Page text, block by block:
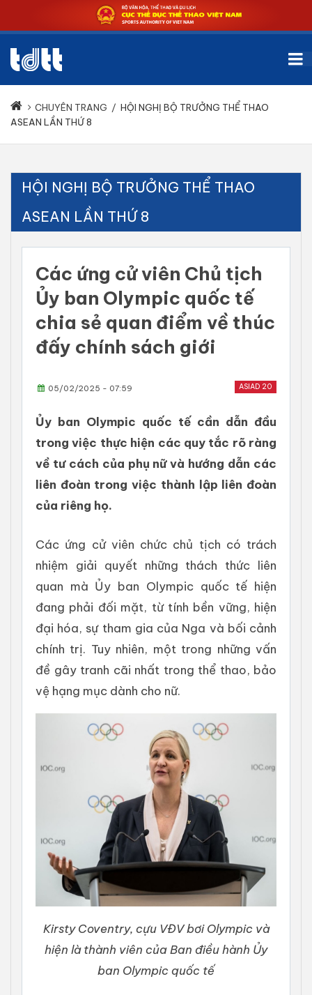
CHUYÊN TRANG / HỘI NGHỊ BỘ TRƯỞNG THỂ THAO
ASEAN LẦN THỨ 8
HỘI NGHỊ BỘ TRƯỞNG THỂ THAO
ASEAN LẦN THỨ 8
Các ứng cử viên Chủ tịch
Ủy ban Olympic quốc tế
chia sẻ quan điểm về thúc
đấy chính sách giới
ASIAD 20
05/02/2025 - 07:59
Ủy ban Olympic quốc tế cần dẫn đầu
trong việc thực hiện các quy tắc rõ ràng
về tư cách của phụ nữ và hướng dẫn các
liên đoàn trong việc thành lập liên đoàn
của riêng họ.
Các ứng cử viên chức chủ tịch có trách
nhiệm giải quyết những thách thức liên
quan mà Ủy ban Olympic quốc tế hiện
đang phải đối mặt, từ tính bền vững, hiện
đại hóa, sự tham gia của Nga và bối cảnh
chính trị. Tuy nhiên, một trong những vấn
đề gây tranh cãi nhất trong thể thao, bảo
vệ hạng mục dành cho nữ.
Kirsty Coventry, cựu VĐV bơi Olympic và
hiện là thành viên của Ban điều hành Ủy
ban Olympic quốc tế